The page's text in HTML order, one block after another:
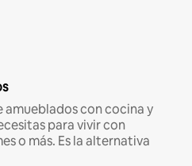
con cocina y
para vivir con
o más. Es la alternativa